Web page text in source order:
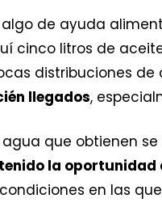
de ayuda
cinco litros de
distribuciones
llegados,
que obtienen se
la
en las